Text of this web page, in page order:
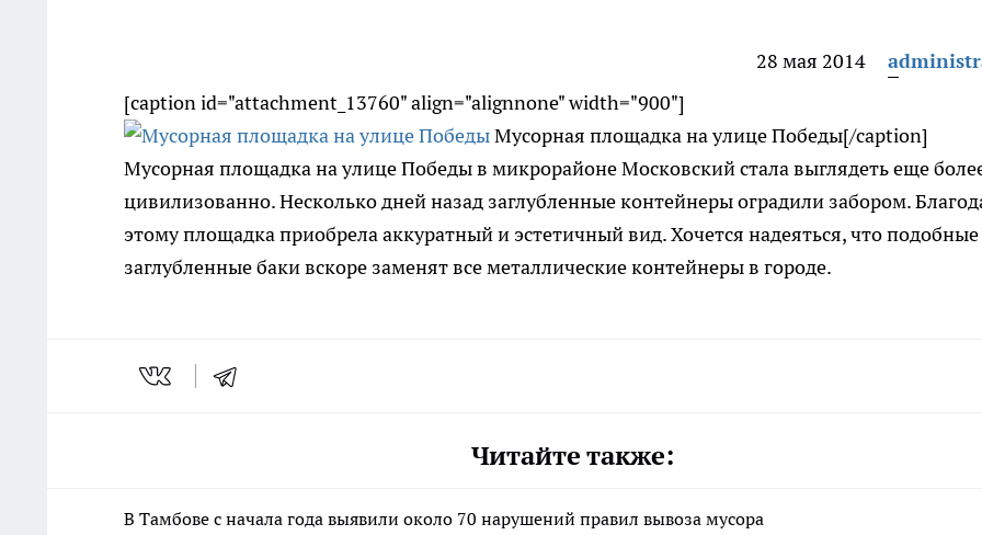
28 мая 2014
[caption id="attachment_13760" align="alignnone" width="900"]
Мусорная площадка на улице Победы[/caption]
Мусорная площадка на улице Победы в микрорайоне Московский стала выглядеть еще
цивилизованно. Несколько дней назад заглубленные контейнеры оградили забором.
этому площадка приобрела аккуратный и эстетичный вид. Хочется надеяться, что подобные
заглубленные баки вскоре заменят все металлические контейнеры в городе.
Читайте также:
В Тамбове с начала года выявили около 70 нарушений правил вывоза мусора